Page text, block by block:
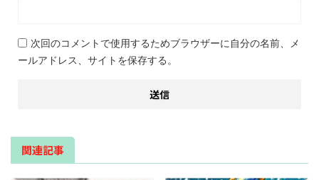
次回のコメントで使用するためブラウザーに自分の名前、メ
ールアドレス、サイトを保存する。
関連記事